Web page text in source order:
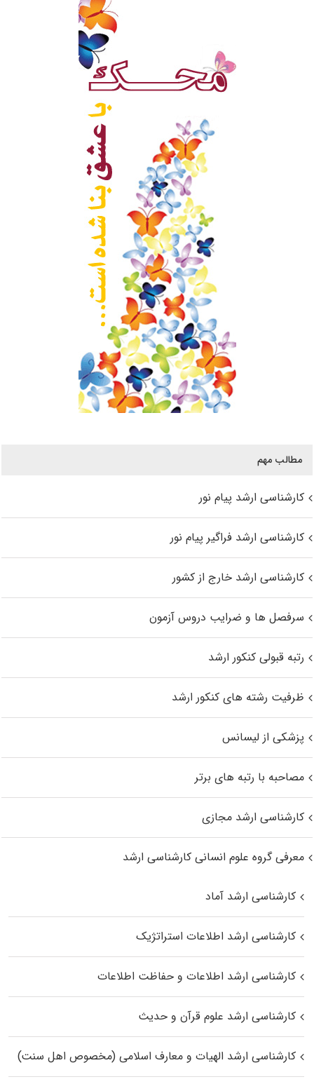
مطالب مهم
کارشناسی ارشد پیام نور
کارشناسی ارشد فراگیر پیام نور
کارشناسی ارشد خارج از کشور
سرفصل ها و ضرایب دروس آزمون
رتبه قبولی کنکور ارشد
ظرفیت رشته های کنکور ارشد
پزشکی از لیسانس
مصاحبه با رتبه های برتر
کارشناسی ارشد مجازی
معرفی گروه علوم انسانی کارشناسی ارشد
کارشناسی ارشد آماد
کارشناسی ارشد اطلاعات استراتژیک
کارشناسی ارشد اطلاعات و حفاظت اطلاعات
کارشناسی ارشد علوم قرآن و حدیث
کارشناسی ارشد الهیات و معارف اسلامی (مخصوص اهل سنت)